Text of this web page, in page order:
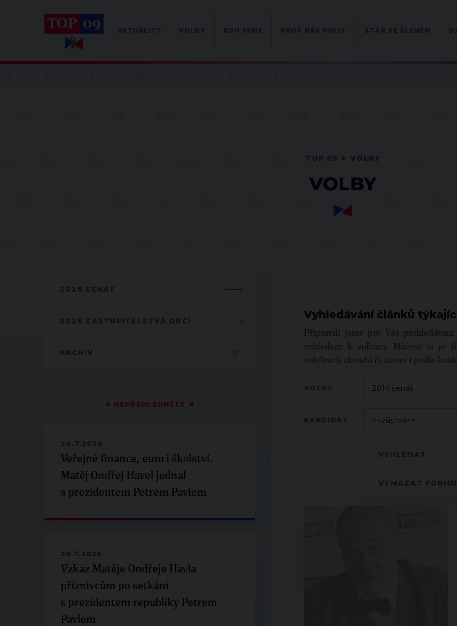
VOLBY
2026 SENÁT
2026 ZASTUPITELSTVA OBCÍ
ARCHIV
▶ NEPŘEHLÉDNĚTE ◀
28.7.2026
Veřejné finance, euro i školství.
Matěj Ondřej Havel jednal
s prezidentem Petrem Pavlem
29.7.2026
Vzkaz Matěje Ondřeje Havla
příznivcům po setkání
s prezidentem republiky Petrem
Pavlem
Vyhledávání článků
Připravili jsme pro Vás
vzhledem k volbám. Můžete si je
volebních obvodů či území i podle
VOLBY
KANDIDÁT